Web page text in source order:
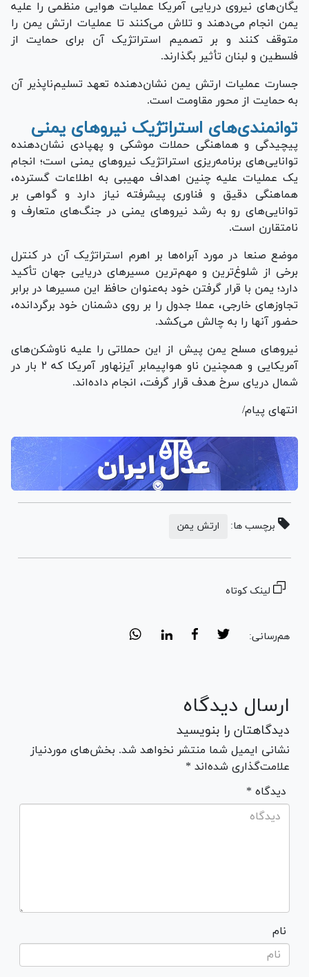
یگان‌های نیروی دریایی آمریکا عملیات هوایی منظمی را علیه
یمن انجام می‌دهند و تلاش می‌کنند تا عملیات ارتش یمن را
متوقف کنند و بر تصمیم استراتژیک آن برای حمایت از
فلسطین و لبنان تأثیر بگذارند.
جسارت عملیات ارتش یمن نشان‌دهنده تعهد تسلیم‌ناپذیر آن
به حمایت از محور مقاومت است.
توانمندی‌های استراتژیک نیرو‌های یمنی
پیچیدگی و هماهنگی حملات موشکی و پهپادی نشان‌دهنده
توانایی‌های برنامه‌ریزی استراتژیک نیرو‌های یمنی است؛ انجام
یک عملیات علیه چنین اهداف مهیبی به اطلاعات گسترده،
هماهنگی دقیق و فناوری پیشرفته نیاز دارد و گواهی بر
توانایی‌های رو به رشد نیرو‌های یمنی در جنگ‌های متعارف و
نامتقارن است.
موضع صنعا در مورد آبراه‌ها بر اهرم استراتژیک آن در کنترل
برخی از شلوغ‌ترین و مهم‌ترین مسیر‌های دریایی جهان تأکید
دارد؛ یمن با قرار گرفتن خود به‌عنوان حافظ این مسیر‌ها در برابر
تجاوز‌های خارجی، عملا جدول را بر روی دشمنان خود برگردانده،
حضور آنها را به چالش می‌کشد.
نیرو‌های مسلح یمن پیش از این حملاتی را علیه ناوشکن‌های
آمریکایی و همچنین ناو هواپیمابر آیزنهاور آمریکا که ۲ بار در
شمال دریای سرخ هدف قرار گرفت، انجام داده‌اند.
انتهای پیام/
برچسب ها: ارتش یمن
لینک کوتاه
هم‌رسانی:
ارسال دیدگاه
دیدگاهتان را بنویسید
نشانی ایمیل شما منتشر نخواهد شد. بخش‌های موردنیاز
علامت‌گذاری شده‌اند *
* دیدگاه
نام